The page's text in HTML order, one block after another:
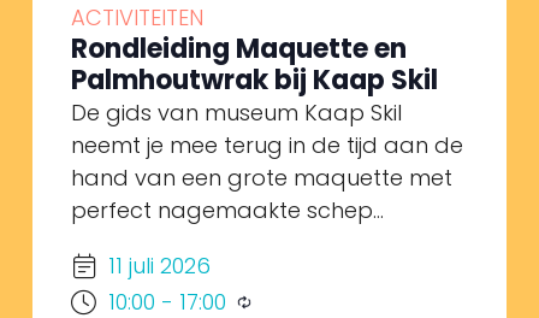
ACTIVITEITEN
Rondleiding Maquette en
Palmhoutwrak bij Kaap Skil
De gids van museum Kaap Skil
neemt je mee terug in de tijd aan de
hand van een grote maquette met
perfect nagemaakte schep...
11 juli 2026
10:00 - 17:00